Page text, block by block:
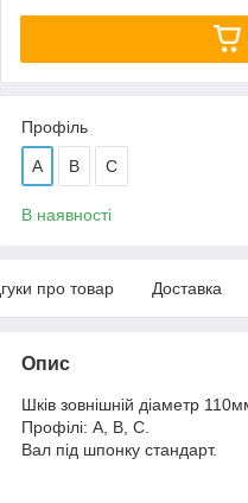
Профіль
А В С
В наявності
про товар Доставка
Опис
Шків зовнішній діаметр
Профілі: А, В, С.
Вал під шпонку стандарт.